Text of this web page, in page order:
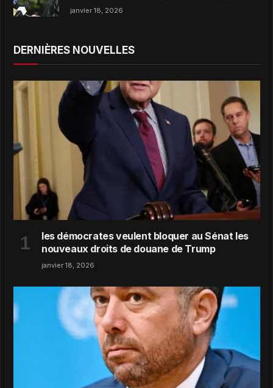
janvier 18, 2026
DERNIÈRES NOUVELLES
les démocrates veulent bloquer au Sénat les
nouveaux droits de douane de Trump
janvier 18, 2026